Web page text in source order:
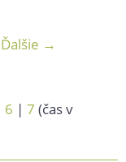
Ďalšie →
6 | 7 (čas v